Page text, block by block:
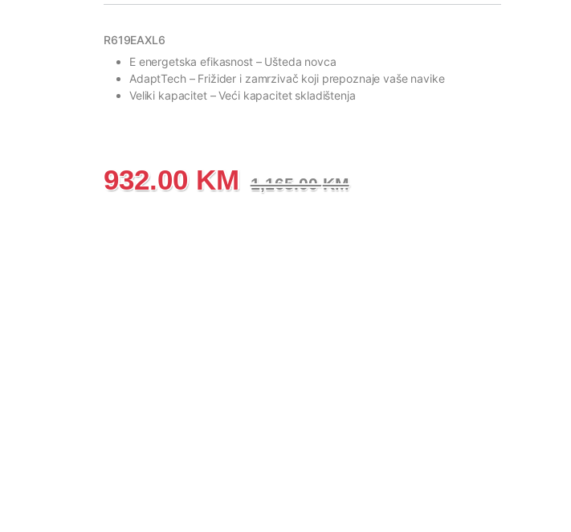
R619EAXL6
E energetska efikasnost – Ušteda novca
AdaptTech – Frižider i zamrzivač koji prepoznaje vaše navike
Veliki kapacitet – Veći kapacitet skladištenja
932.00 KM 1,165.00KM